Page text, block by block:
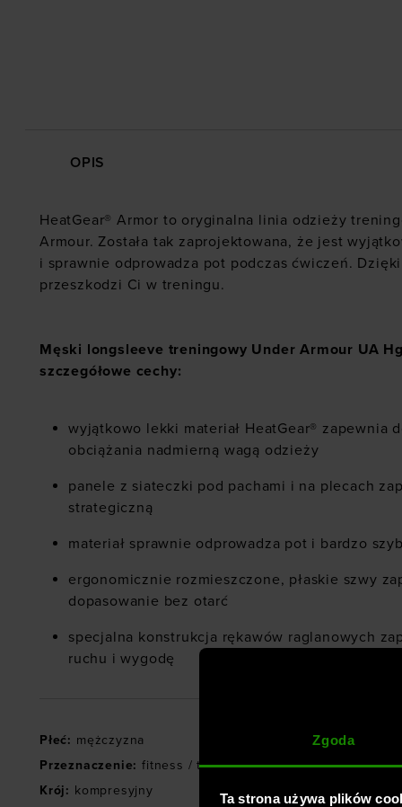
Zgoda
Ta strona używa plików
OPIS
HeatGear® Armor to oryginalna linia odzieży
Armour. Została tak zaprojektowana, że jest
i sprawnie odprowadza pot podczas ćwiczeń.
przeszkodzi Ci w treningu.
Męski longsleeve treningowy Under Armour UA
szczegółowe cechy:
wyjątkowo lekki materiał HeatGear® zapewnia
obciążania nadmierną wagą odzieży
panele z siateczki pod pachami i na plecach
strategiczną
materiał sprawnie odprowadza pot i bardzo
ergonomicznie rozmieszczone, płaskie szwy
dopasowanie bez otarć
specjalna konstrukcja rękawów raglanowych
ruchu i wygodę
Płeć: mężczyzna
Przeznaczenie: fitness / trening, crossfit
Krój: kompresyjny